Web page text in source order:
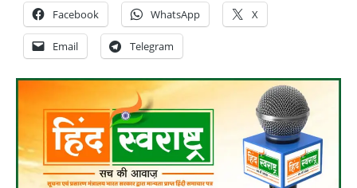
Facebook WhatsApp X
Email Telegram